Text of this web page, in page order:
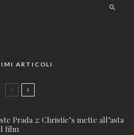
ARTICOLI
Prada 2: Christie’s mette all’asta
film